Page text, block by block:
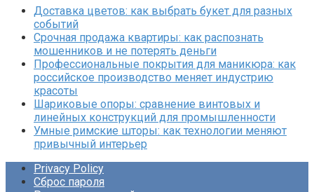
Доставка цветов: как выбрать букет для разных
событий
Срочная продажа квартиры: как распознать
мошенников и не потерять деньги
Профессиональные покрытия для маникюра: как
российское производство меняет индустрию
красоты
Шариковые опоры: сравнение винтовых и
линейных конструкций для промышленности
Умные римские шторы: как технологии меняют
привычный интерьер
Privacy Policy
Сброс пароля